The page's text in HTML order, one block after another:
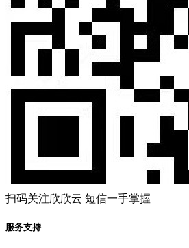
扫码关注欣欣云 短信一手掌握
服务支持